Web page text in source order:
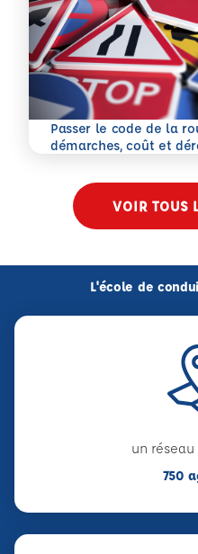
Passer le code de la
démarches, coût et
En savoir plus
VOIR TOUS
L'école de
un
750